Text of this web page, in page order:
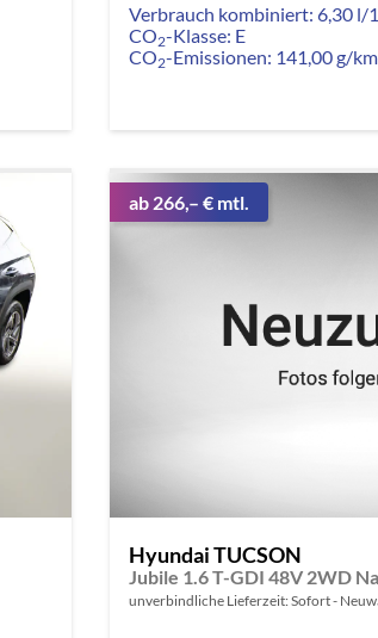
Verbrauch kombiniert: 6,30 l/
CO2-Klasse: E
CO2-Emissionen: 141,00 g/km
ab 266,– € mtl.
Hyundai TUCSON
unverbindliche Lieferzeit: Sofort